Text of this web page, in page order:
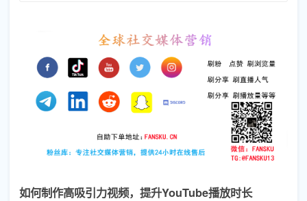
如何制作高吸引力视频，提升YouTube播放时长